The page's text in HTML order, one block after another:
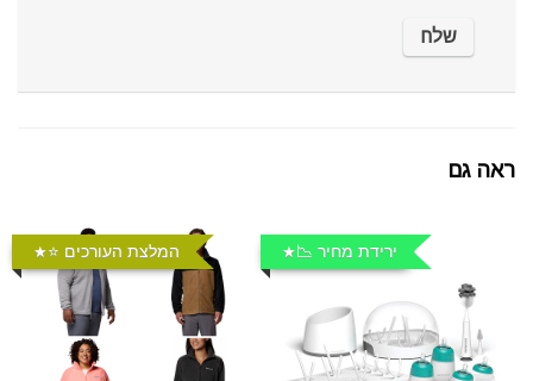
ראה גם
ירידת מחיר 📉 המלצת העורכים ⭐️